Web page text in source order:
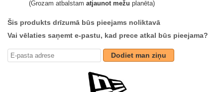
(Grozam atbalstam atjaunot mežu planēta)
Šis produkts drīzumā būs pieejams noliktavā
Vai vēlaties saņemt e-pastu, kad prece atkal būs pieejama?
Dodiet man ziņu